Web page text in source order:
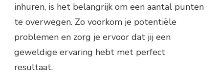
inhuren, is het belangrijk om een aantal punten
te overwegen. Zo voorkom je potentiële
problemen en zorg je ervoor dat jij een
geweldige ervaring hebt met perfect
resultaat.